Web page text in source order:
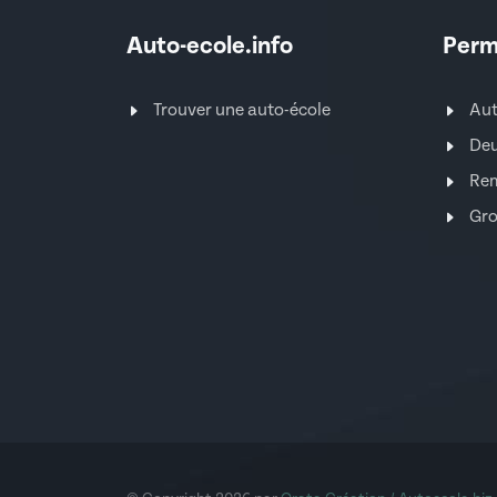
Auto-ecole.info
Trouver une auto-école